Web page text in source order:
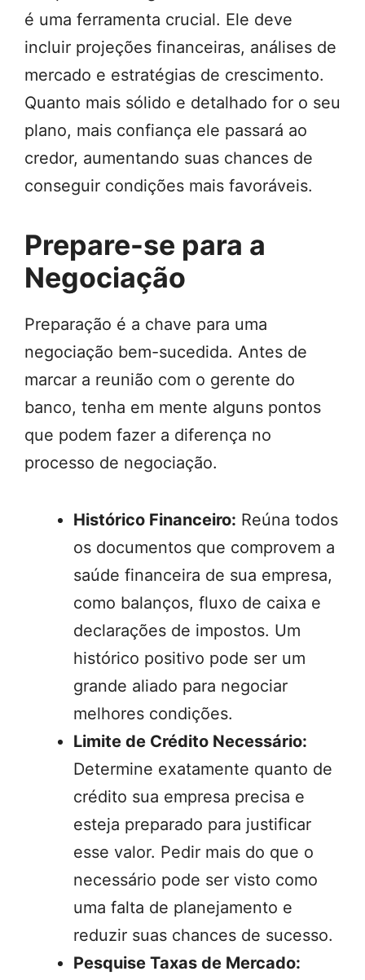
é uma ferramenta crucial. Ele deve
incluir projeções financeiras, análises de
mercado e estratégias de crescimento.
Quanto mais sólido e detalhado for o seu
plano, mais confiança ele passará ao
credor, aumentando suas chances de
conseguir condições mais favoráveis.
Prepare-se para a
Negociação
Preparação é a chave para uma
negociação bem-sucedida. Antes de
marcar a reunião com o gerente do
banco, tenha em mente alguns pontos
que podem fazer a diferença no
processo de negociação.
Histórico Financeiro: Reúna todos
os documentos que comprovem a
saúde financeira de sua empresa,
como balanços, fluxo de caixa e
declarações de impostos. Um
histórico positivo pode ser um
grande aliado para negociar
melhores condições.
Limite de Crédito Necessário:
Determine exatamente quanto de
crédito sua empresa precisa e
esteja preparado para justificar
esse valor. Pedir mais do que o
necessário pode ser visto como
uma falta de planejamento e
reduzir suas chances de sucesso.
Pesquise Taxas de Mercado: